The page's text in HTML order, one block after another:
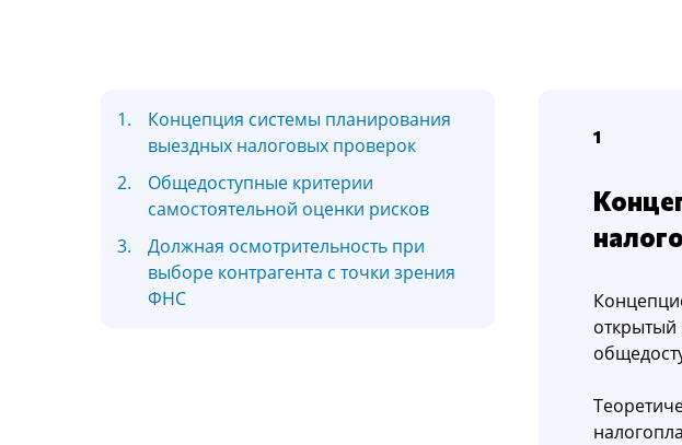
1.
Концепция системы планирования
выездных налоговых проверок
2.
Общедоступные критерии
самостоятельной оценки рисков
3.
Должная осмотрительность при
выборе контрагента с точки зрения
ФНС
1
открытый